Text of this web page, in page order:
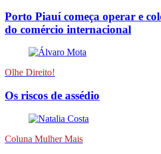
Porto Piauí começa operar e
do comércio internacional
Olhe Direito!
Os riscos de assédio
Coluna Mulher Mais